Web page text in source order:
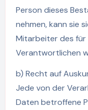
Person dieses
nehmen, kann sie
Mitarbeiter des
Verantwortlichen
b) Recht auf
Jede von der
Daten betroffene